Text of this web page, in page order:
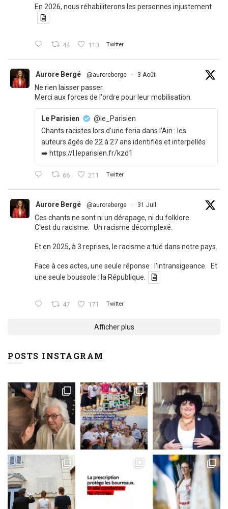
En 2026, nous réhabiliterons les personnes injustement
44 110 Twitter
Aurore Bergé @auroreberge · 3 Août
Ne rien laisser passer.
Merci aux forces de l'ordre pour leur mobilisation.
Le Parisien
@le_Parisien
Chants racistes lors d’une feria dans l’Ain : les
auteurs âgés de 22 à 27 ans identifiés et interpellés
➡️ https://l.leparisien.fr/kzd1
66 211 Twitter
Aurore Bergé @auroreberge · 31 Juil
Ces chants ne sont ni un dérapage, ni du folklore.
C'est du racisme. Un racisme décomplexé.
Et en 2025, à 3 reprises, le racisme a tué dans notre pays.
Face à ces actes, une seule réponse : l'intransigeance. Et
une seule boussole : la République.
47 171 Twitter
Afficher plus
POSTS INSTAGRAM